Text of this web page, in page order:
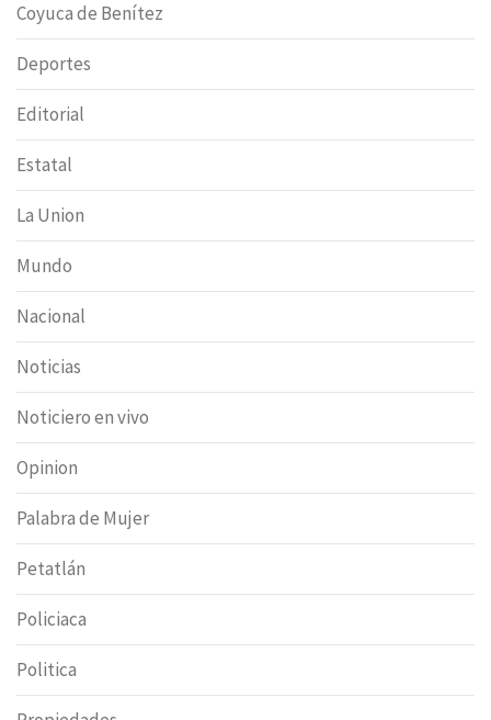
Coyuca de Benítez
Deportes
Editorial
Estatal
La Union
Mundo
Nacional
Noticias
Noticiero en vivo
Opinion
Palabra de Mujer
Petatlán
Policiaca
Politica